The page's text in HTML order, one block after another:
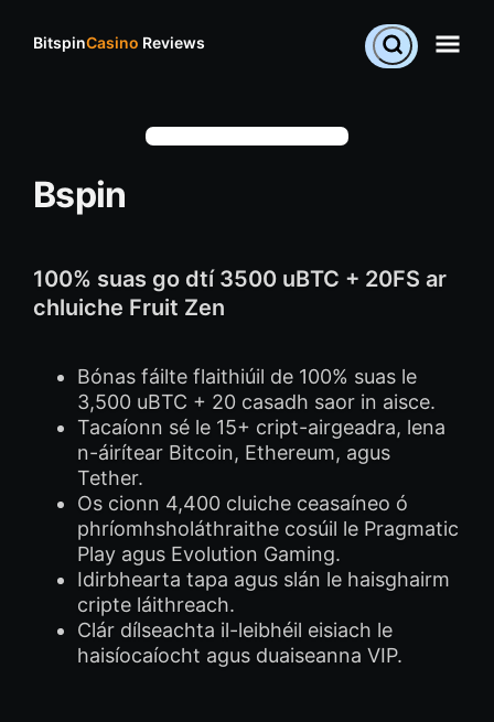
BitspinCasino Reviews
Bspin
100% suas go dtí 3500 uBTC + 20FS ar
chluiche Fruit Zen
Bónas fáilte flaithiúil de 100% suas le
3,500 uBTC + 20 casadh saor in aisce.
Tacaíonn sé le 15+ cript-airgeadra, lena
n-áirítear Bitcoin, Ethereum, agus
Tether.
Os cionn 4,400 cluiche ceasaíneo ó
phríomhsholáthraithe cosúil le Pragmatic
Play agus Evolution Gaming.
Idirbhearta tapa agus slán le haisghairm
cripte láithreach.
Clár dílseachta il-leibhéil eisiach le
haisíocaíocht agus duaiseanna VIP.